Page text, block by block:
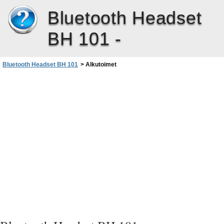
Bluetooth Headset
BH 101 -
Bluetooth Headset BH 101 > Alkutoimet